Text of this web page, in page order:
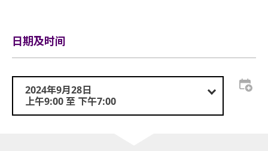
日期及时间
2024年9月28日
上午9:00 至 下午7:00